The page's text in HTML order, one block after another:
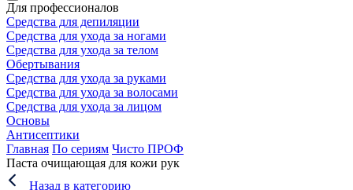
Для профессионалов
Средства для депиляции
Средства для ухода за ногами
Средства для ухода за телом
Обертывания
Средства для ухода за руками
Средства для ухода за волосами
Средства для ухода за лицом
Основы
Антисептики
Главная По сериям Чисто ПРОФ
Паста очищающая для кожи рук
Назад в категорию